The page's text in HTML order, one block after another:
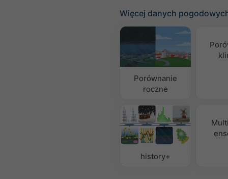
Więcej danych
Porównanie
roczne
history+